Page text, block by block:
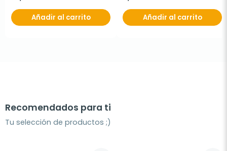
Añadir al carrito Añadir al carrito
Recomendados para ti
Tu selección de productos ;)